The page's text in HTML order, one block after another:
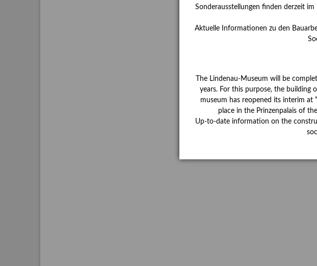
Sonderausstellungen finden derzeit im
Aktuelle Informationen zu den
The Lindenau-Museum will be
years. For this purpose, the building
museum has reopened its interim at
place in the Prinzenpalais of
Up-to-date information on the